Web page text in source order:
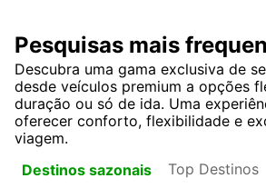
Pesquisas mais
Descubra uma gama exclusiva de
desde veículos premium a opções
duração ou só de ida. Uma
oferecer conforto, flexibilidade e
viagem.
Destinos sazonais
Top Destinos